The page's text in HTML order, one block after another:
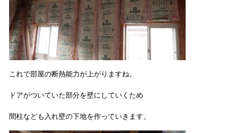
これで部屋の断熱能力が上がりますね。
ドアがついていた部分を壁にしていくため
間柱なども入れ壁の下地を作っていきます。